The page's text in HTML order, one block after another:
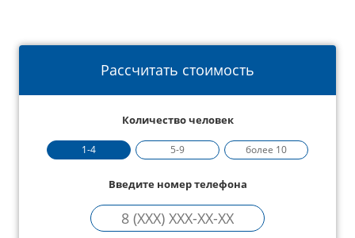
Рассчитать стоимость
Количество человек
1-4 5-9 более 10
Введите номер телефона